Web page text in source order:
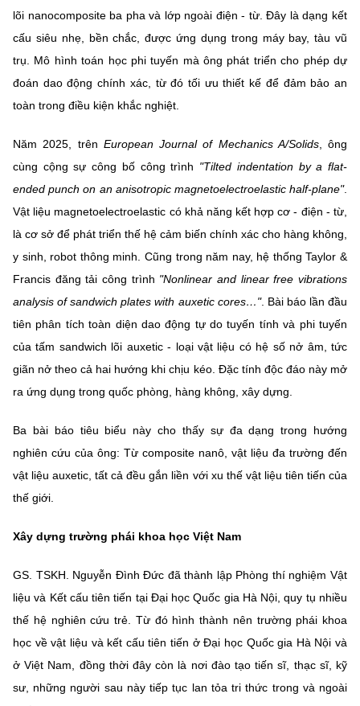
lõi nanocomposite ba pha và lớp ngoài điện - từ. Đây là dạng kết
cấu siêu nhẹ, bền chắc, được ứng dụng trong máy bay, tàu vũ
trụ. Mô hình toán học phi tuyến mà ông phát triển cho phép dự
đoán dao động chính xác, từ đó tối ưu thiết kế để đảm bảo an
toàn trong điều kiện khắc nghiệt.
Năm 2025, trên European Journal of Mechanics A/Solids, ông
cùng cộng sự công bố công trình "Tilted indentation by a flat-
ended punch on an anisotropic magnetoelectroelastic half-plane".
Vật liệu magnetoelectroelastic có khả năng kết hợp cơ - điện - từ,
là cơ sở để phát triển thế hệ cảm biến chính xác cho hàng không,
y sinh, robot thông minh. Cũng trong năm nay, hệ thống Taylor &
Francis đăng tải công trình "Nonlinear and linear free vibrations
analysis of sandwich plates with auxetic cores…". Bài báo lần đầu
tiên phân tích toàn diện dao động tự do tuyến tính và phi tuyến
của tấm sandwich lõi auxetic - loại vật liệu có hệ số nở âm, tức
giãn nở theo cả hai hướng khi chịu kéo. Đặc tính độc đáo này mở
ra ứng dụng trong quốc phòng, hàng không, xây dựng.
Ba bài báo tiêu biểu này cho thấy sự đa dạng trong hướng
nghiên cứu của ông: Từ composite nanô, vật liệu đa trường đến
vật liệu auxetic, tất cả đều gắn liền với xu thế vật liệu tiên tiến của
thế giới.
Xây dựng trường phái khoa học Việt Nam
GS. TSKH. Nguyễn Đình Đức đã thành lập Phòng thí nghiệm Vật
liệu và Kết cấu tiên tiến tại Đại học Quốc gia Hà Nội, quy tụ nhiều
thế hệ nghiên cứu trẻ. Từ đó hình thành nên trường phái khoa
học về vật liệu và kết cấu tiên tiến ở Đại học Quốc gia Hà Nội và
ở Việt Nam, đồng thời đây còn là nơi đào tạo tiến sĩ, thạc sĩ, kỹ
sư, những người sau này tiếp tục lan tỏa tri thức trong và ngoài